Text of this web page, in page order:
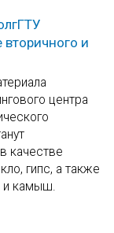
и
центра
качестве
гипс, а также
и камыш.